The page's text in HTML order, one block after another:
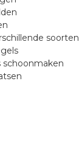
soorten
schoonmaken